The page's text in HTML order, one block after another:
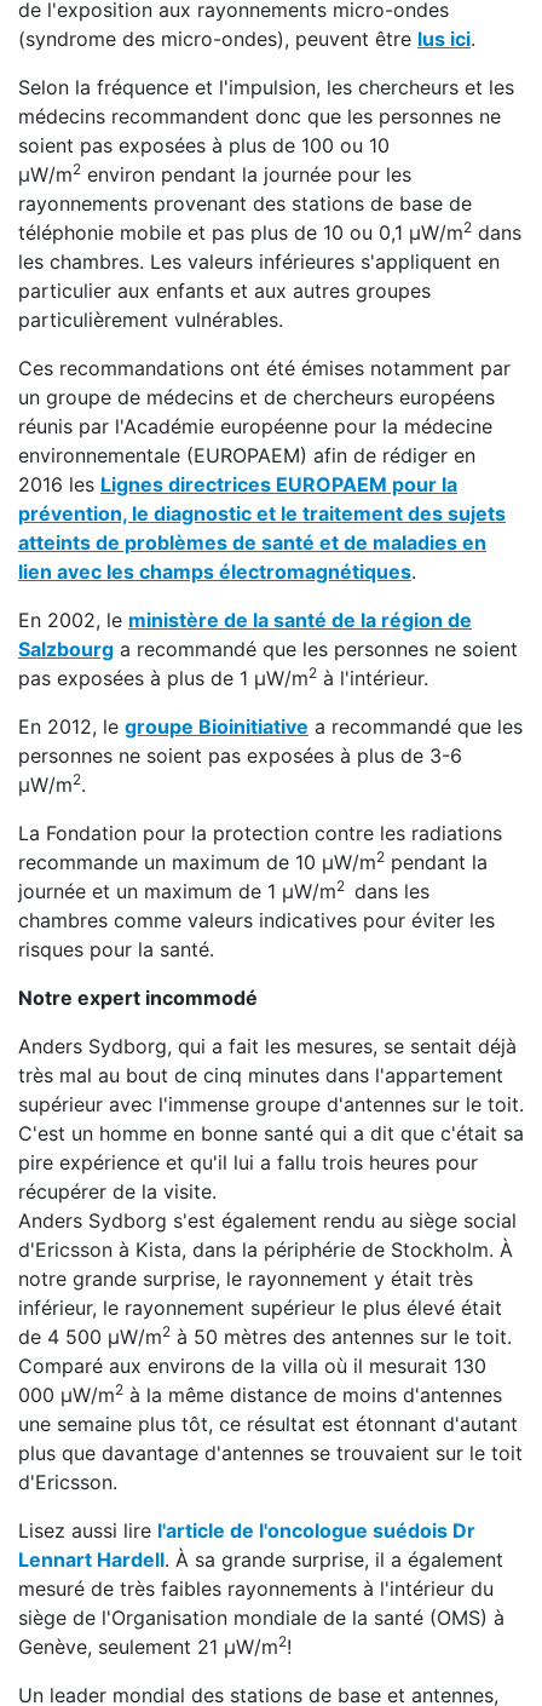
de l'exposition aux rayonnements micro-ondes
(syndrome des micro-ondes), peuvent être lus ici.
Selon la fréquence et l'impulsion, les chercheurs et les
médecins recommandent donc que les personnes ne
soient pas exposées à plus de 100 ou 10
μW/m2 environ pendant la journée pour les
rayonnements provenant des stations de base de
téléphonie mobile et pas plus de 10 ou 0,1 μW/m2 dans
les chambres. Les valeurs inférieures s'appliquent en
particulier aux enfants et aux autres groupes
particulièrement vulnérables.
Ces recommandations ont été émises notamment par
un groupe de médecins et de chercheurs européens
réunis par l'Académie européenne pour la médecine
environnementale (EUROPAEM) afin de rédiger en
2016 les Lignes directrices EUROPAEM pour la
prévention, le diagnostic et le traitement des sujets
atteints de problèmes de santé et de maladies en
lien avec les champs électromagnétiques.
En 2002, le ministère de la santé de la région de
Salzbourg a recommandé que les personnes ne soient
pas exposées à plus de 1 μW/m2 à l'intérieur.
En 2012, le groupe Bioinitiative a recommandé que les
personnes ne soient pas exposées à plus de 3-6
μW/m2.
La Fondation pour la protection contre les radiations
recommande un maximum de 10 μW/m2 pendant la
journée et un maximum de 1 μW/m2 dans les
chambres comme valeurs indicatives pour éviter les
risques pour la santé.
Notre expert incommodé
Anders Sydborg, qui a fait les mesures, se sentait déjà
très mal au bout de cinq minutes dans l'appartement
supérieur avec l'immense groupe d'antennes sur le toit.
C'est un homme en bonne santé qui a dit que c'était sa
pire expérience et qu'il lui a fallu trois heures pour
récupérer de la visite.
Anders Sydborg s'est également rendu au siège social
d'Ericsson à Kista, dans la périphérie de Stockholm. À
notre grande surprise, le rayonnement y était très
inférieur, le rayonnement supérieur le plus élevé était
de 4 500 μW/m2 à 50 mètres des antennes sur le toit.
Comparé aux environs de la villa où il mesurait 130
000 μW/m2 à la même distance de moins d'antennes
une semaine plus tôt, ce résultat est étonnant d'autant
plus que davantage d'antennes se trouvaient sur le toit
d'Ericsson.
Lisez aussi lire l'article de l'oncologue suédois Dr
Lennart Hardell. À sa grande surprise, il a également
mesuré de très faibles rayonnements à l'intérieur du
siège de l'Organisation mondiale de la santé (OMS) à
Genève, seulement 21 μW/m2!
Un leader mondial des stations de base et antennes,